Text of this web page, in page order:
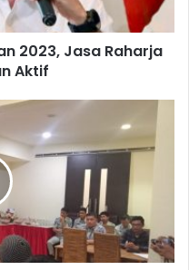
2023, Jasa Raharja
Aktif